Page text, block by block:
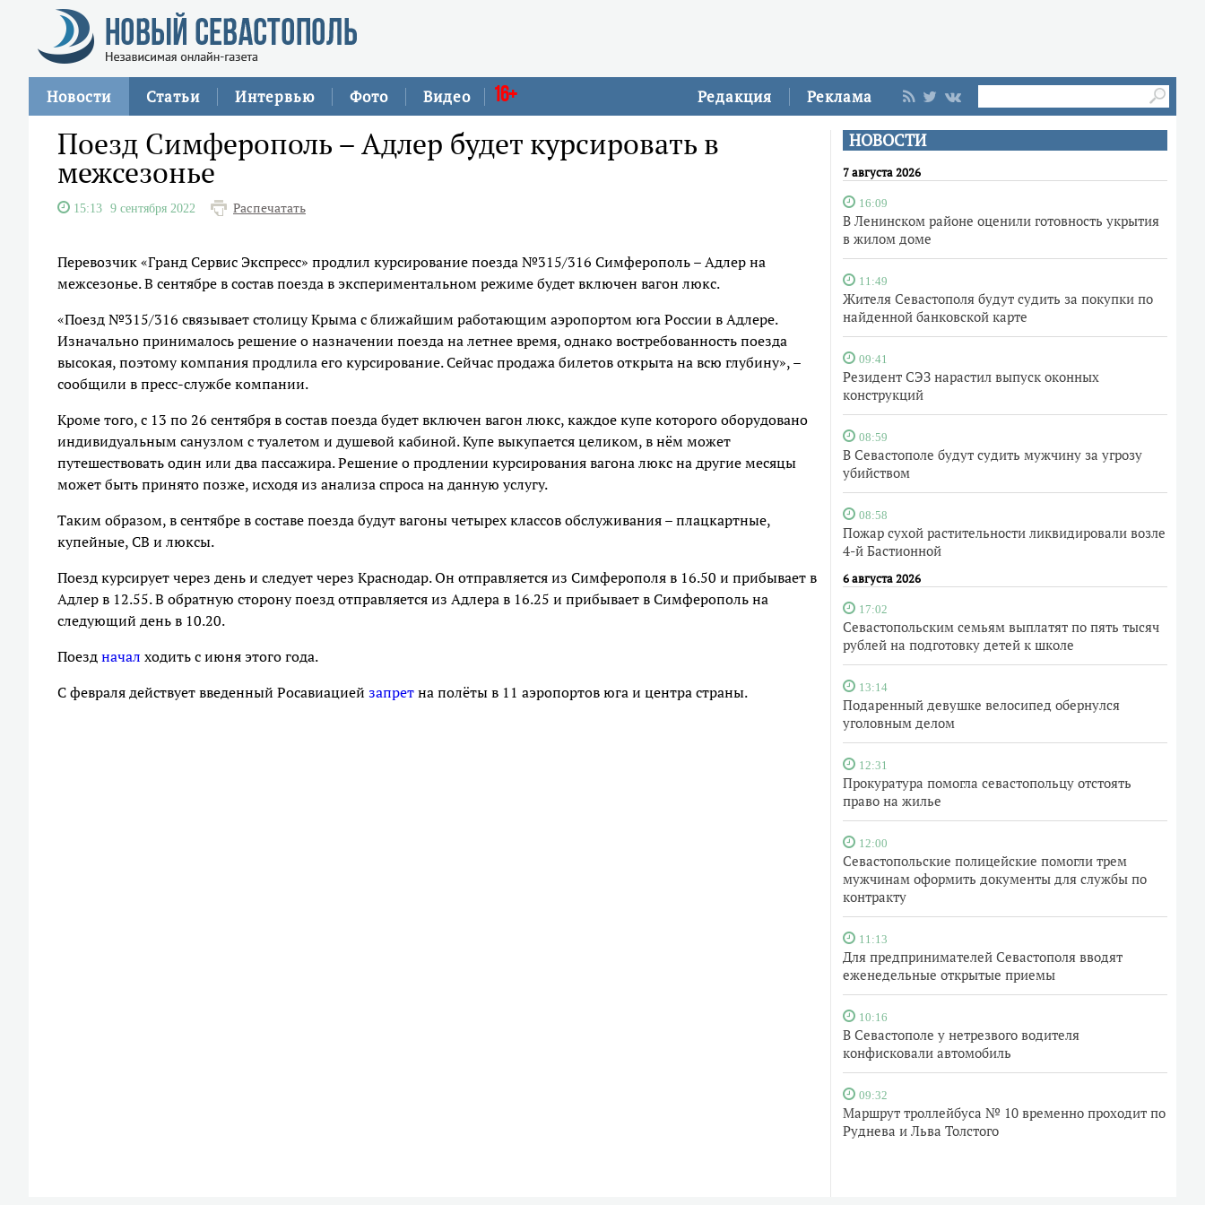
Редакция Реклама
Новости Статьи Интервью Фото Видео 16+
НОВОСТИ
7 августа 2026
16:09
В Ленинском районе оценили готовность укрытия
в жилом доме
11:49
Жителя Севастополя будут судить за покупки по
найденной банковской карте
09:41
Резидент СЭЗ нарастил выпуск оконных
конструкций
08:59
В Севастополе будут судить мужчину за угрозу
убийством
08:58
Пожар сухой растительности ликвидировали возле
4-й Бастионной
6 августа 2026
17:02
Севастопольским семьям выплатят по пять тысяч
рублей на подготовку детей к школе
13:14
Подаренный девушке велосипед обернулся
уголовным делом
12:31
Прокуратура помогла севастопольцу отстоять
право на жилье
12:00
Севастопольские полицейские помогли трем
мужчинам оформить документы для службы по
контракту
11:13
Для предпринимателей Севастополя вводят
еженедельные открытые приемы
10:16
В Севастополе у нетрезвого водителя
конфисковали автомобиль
09:32
Маршрут троллейбуса № 10 временно проходит по
Руднева и Льва Толстого
Поезд Симферополь – Адлер будет курсировать в
межсезонье
15:13 9 сентября 2022 Распечатать
Перевозчик «Гранд Сервис Экспресс» продлил курсирование поезда №315/316 Симферополь – Адлер на
межсезонье. В сентябре в состав поезда в экспериментальном режиме будет включен вагон люкс.
«Поезд №315/316 связывает столицу Крыма с ближайшим работающим аэропортом юга России в Адлере.
Изначально принималось решение о назначении поезда на летнее время, однако востребованность поезда
высокая, поэтому компания продлила его курсирование. Сейчас продажа билетов открыта на всю глубину», –
сообщили в пресс-службе компании.
Кроме того, с 13 по 26 сентября в состав поезда будет включен вагон люкс, каждое купе которого оборудовано
индивидуальным санузлом с туалетом и душевой кабиной. Купе выкупается целиком, в нём может
путешествовать один или два пассажира. Решение о продлении курсирования вагона люкс на другие месяцы
может быть принято позже, исходя из анализа спроса на данную услугу.
Таким образом, в сентябре в составе поезда будут вагоны четырех классов обслуживания – плацкартные,
купейные, СВ и люксы.
Поезд курсирует через день и следует через Краснодар. Он отправляется из Симферополя в 16.50 и прибывает в
Адлер в 12.55. В обратную сторону поезд отправляется из Адлера в 16.25 и прибывает в Симферополь на
следующий день в 10.20.
Поездначал ходить с июня этого года.
С февраля действует введенный Росавиацией запретна полёты в 11 аэропортов юга и центра страны.